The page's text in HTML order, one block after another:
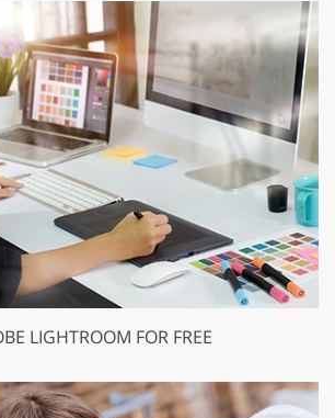
LIGHTROOM FOR FREE